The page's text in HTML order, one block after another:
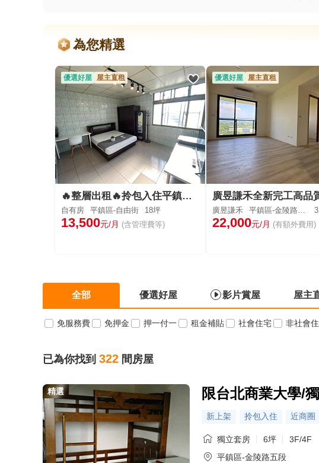
為您精選
優選好屋 屋主直租
🔥整層出租🔥拎包入住平鎮工業區、傢俱齊全、採光大套房
自有房 平鎮區-自由街 18坪
13,500元/月 (含管理費等)
優選好屋 屋主直租
廣昱謙禾 平鎮區-金陵路三段
22,000元/月 (有額外費用)
全部 優選好屋 影片賞屋 屋主
免服務費 免押金 押一付一 租金補貼 社會住宅 非社會
已為你找到 322 間房屋
精選 限台北商業大學/
新上架 拎包入住 近商圈
獨立套房 6坪
3F/4F
平鎮區-金陵路五段